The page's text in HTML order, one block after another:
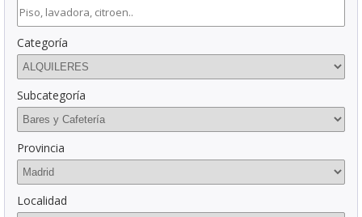
Categoría
Subcategoría
Provincia
Localidad